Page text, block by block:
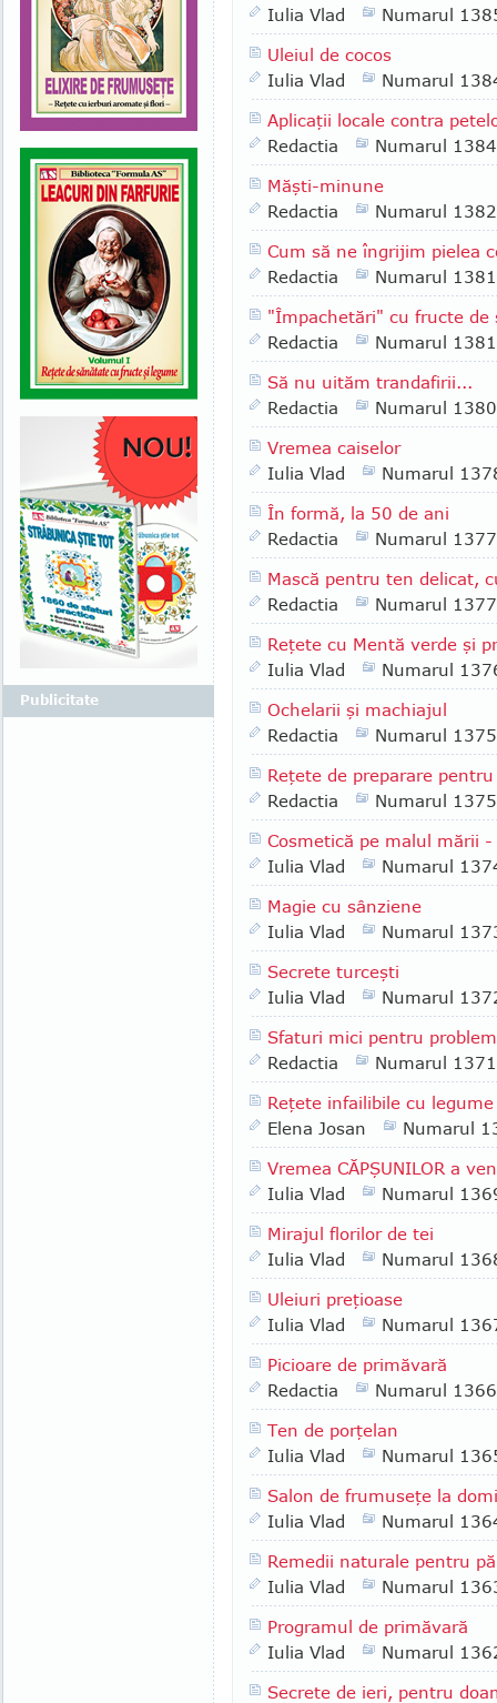
Iulia Vlad
Numarul
Uleiul de cocos
Iulia Vlad
Numarul
Aplicaţii locale contra
Redactia
Numarul 1384
Măşti-minune
Redactia
Numarul 1382
Cum să ne îngrijim pielea
Redactia
Numarul 1381
"Împachetări" cu fructe de
Redactia
Numarul 1381
Să nu uităm trandafirii...
Redactia
Numarul 1380
Vremea caiselor
Iulia Vlad
Numarul
În formă, la 50 de ani
Redactia
Numarul 1377
Mască pentru ten delicat,
Redactia
Numarul 1377
Reţete cu Mentă verde şi
Iulia Vlad
Numarul
Ochelarii şi machiajul
Redactia
Numarul 1375
Reţete de preparare
Redactia
Numarul 1375
Cosmetică pe malul mării
Iulia Vlad
Numarul
Magie cu sânziene
Iulia Vlad
Numarul
Secrete turceşti
Iulia Vlad
Numarul
Sfaturi mici pentru
Redactia
Numarul 1371
Reţete infailibile cu legume
Elena Josan
Numarul
Vremea CĂPŞUNILOR a
Iulia Vlad
Numarul
Mirajul florilor de tei
Iulia Vlad
Numarul
Uleiuri preţioase
Iulia Vlad
Numarul
Picioare de primăvară
Redactia
Numarul 1366
Ten de porţelan
Iulia Vlad
Numarul
Salon de frumuseţe la
Iulia Vlad
Numarul
Remedii naturale pentru
Iulia Vlad
Numarul
Programul de primăvară
Iulia Vlad
Numarul
Secrete de ieri, pentru
Publicitate